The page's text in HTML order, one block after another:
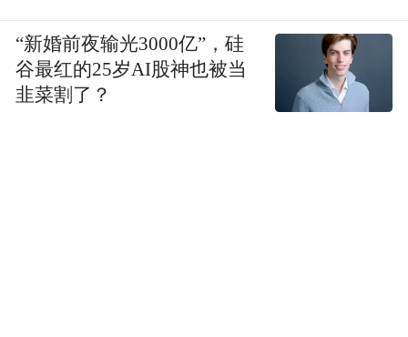
“新婚前夜输光3000亿”，硅
谷最红的25岁AI股神也被当
韭菜割了？